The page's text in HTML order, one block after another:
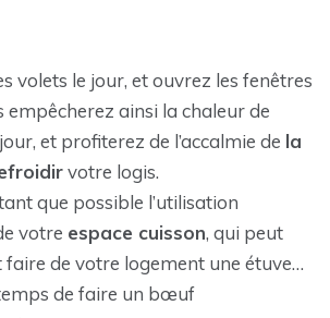
volets le jour, et ouvrez les fenêtres
empêcherez ainsi la chaleur de
et profiterez de l’accalmie de la
votre logis.
que possible l’utilisation
votre espace cuisson, qui peut
de votre logement une étuve…
de faire un bœuf